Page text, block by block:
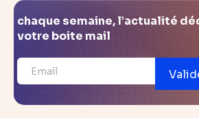
chaque semaine, l’actualité
votre boite mail